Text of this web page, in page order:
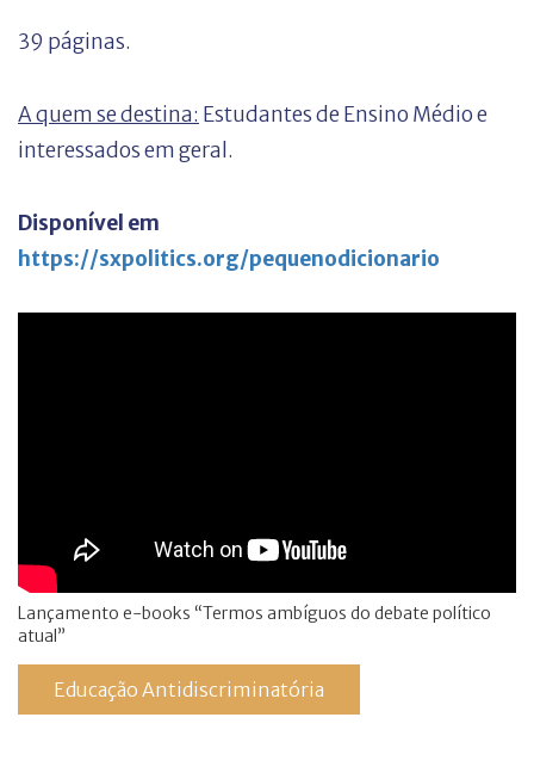
39 páginas.
A quem se destina: Estudantes de Ensino Médio e
interessados em geral.
Disponível em
https://sxpolitics.org/pequenodicionario
Lançamento e-books “Termos ambíguos do debate político
atual”
Educação Antidiscriminatória